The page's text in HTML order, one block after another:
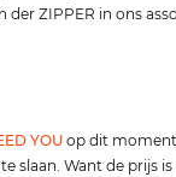
der ZIPPER in ons
YOUop dit
slaan. Want de prijs